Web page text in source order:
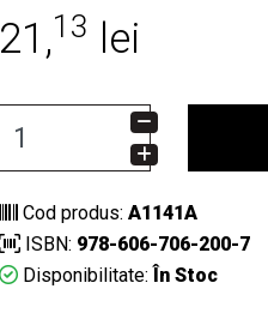
21,13 lei
Cod produs: A1141A
ISBN: 978-606-706-200-7
Disponibilitate: În Stoc